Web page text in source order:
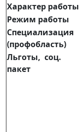
Характер работы
Режим работы
Специализация
(профобласть)
Льготы, соц.
пакет